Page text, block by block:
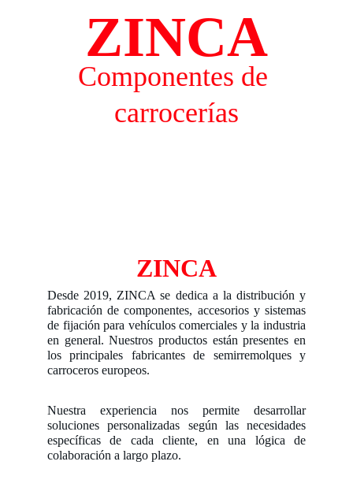
ZINCA
Componentes de
carrocerías
ZINCA
Desde 2019, ZINCA se dedica a la distribución y
fabricación de componentes, accesorios y sistemas
de fijación para vehículos comerciales y la industria
en general. Nuestros productos están presentes en
los principales fabricantes de semirremolques y
carroceros europeos.
Nuestra experiencia nos permite desarrollar
soluciones personalizadas según las necesidades
específicas de cada cliente, en una lógica de
colaboración a largo plazo.